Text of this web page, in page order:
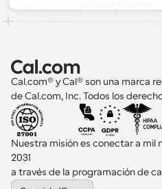
Cal.com® y Cal® son una marca
de Cal.com, Inc. Todos los
Nuestra misión es conectar a mil
2031
a través de la programación de
Select Language